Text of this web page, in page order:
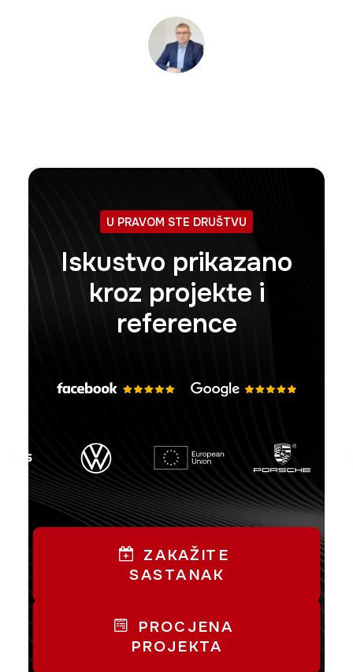
isplatio!
U PRAVOM STE DRUŠTVU
Iskustvo prikazano
kroz projekte i
reference
ZAKAŽITE
SASTANAK
PROCJENA
PROJEKTA